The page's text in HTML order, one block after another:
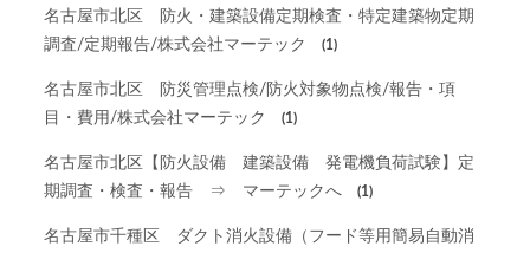
名古屋市北区 防火・建築設備定期検査・特定建築物定期
調査/定期報告/株式会社マーテック
(1)
名古屋市北区 防災管理点検/防火対象物点検/報告・項
目・費用/株式会社マーテック
(1)
名古屋市北区【防火設備 建築設備 発電機負荷試験】定
期調査・検査・報告 ⇒ マーテックへ
(1)
名古屋市千種区 ダクト消火設備（フード等用簡易自動消